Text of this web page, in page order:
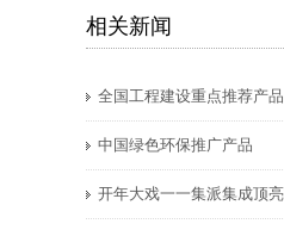
相关新闻
全国工程建设重点推荐产品
中国绿色环保推广产品